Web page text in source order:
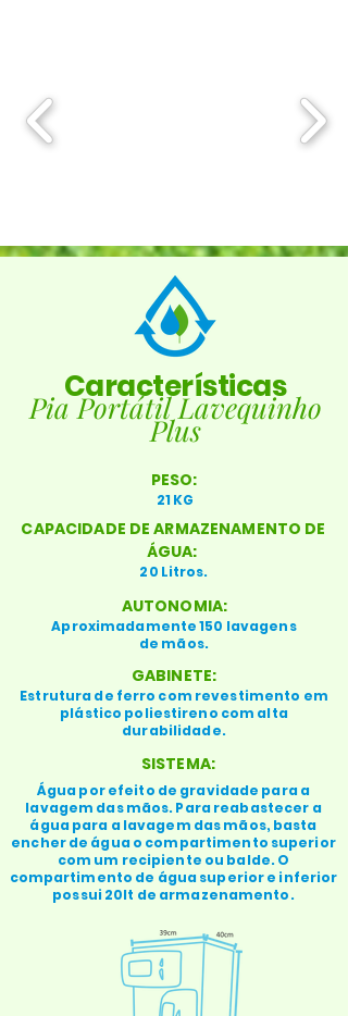
Características
Pia Portátil Lavequinho
Plus
PESO:
21 KG
CAPACIDADE DE ARMAZENAMENTO DE
ÁGUA:
20 Litros.
AUTONOMIA:
Aproximadamente 150 lavagens
de mãos.
GABINETE:
Estrutura de ferro com revestimento em
plástico poliestireno com alta
durabilidade.
SISTEMA:
Água por efeito de gravidade para a
lavagem das mãos. Para reabastecer a
água para a lavagem das mãos, basta
encher de água o compartimento superior
com um recipiente ou balde. O
compartimento de água superior e inferior
possui 20lt de armazenamento.